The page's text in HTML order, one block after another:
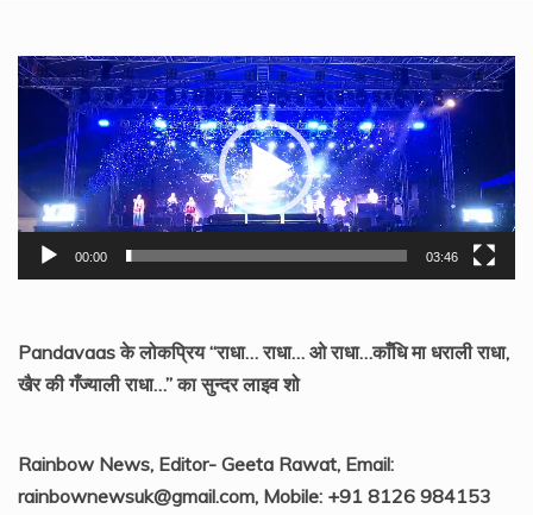
Video
Player
00:00 03:46
Pandavaas के लोकप्रिय “राधा… राधा… ओ राधा…काँधि मा धराली राधा,
खैर की गँज्याली राधा…” का सुन्दर लाइव शो
Rainbow News, Editor- Geeta Rawat, Email:
rainbownewsuk@gmail.com, Mobile: +91 8126 984153